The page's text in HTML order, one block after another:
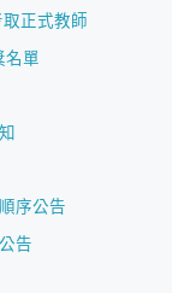
正式教師
名單
序公告
告